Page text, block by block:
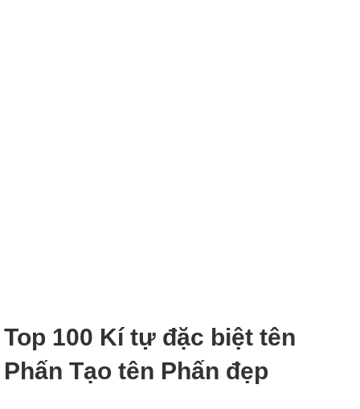
Top 100 Kí tự đặc biệt tên
Phấn Tạo tên Phấn đẹp